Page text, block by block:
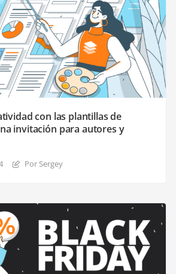
con las plantillas de
invitación para autores y
Por Sergey